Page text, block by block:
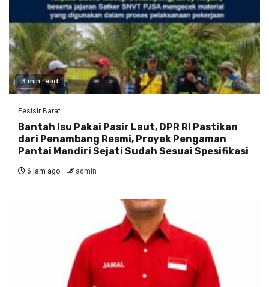
3 min read
Pesisir Barat
Bantah Isu Pakai Pasir Laut, DPR RI Pastikan
dari Penambang Resmi, Proyek Pengaman
Pantai Mandiri Sejati Sudah Sesuai Spesifikasi
6 jam ago admin